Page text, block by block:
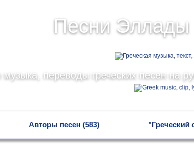
Песни Эллады
музыка, переводы греческих песен на
Авторы песен (583) "Греческий